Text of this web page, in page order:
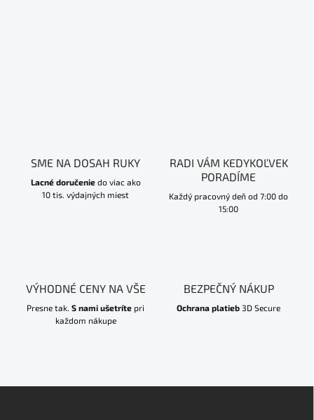
SME NA DOSAH RUKY
Lacné doručeniedo viac ako
10 tis. výdajných miest
RADI VÁM KEDYKOĽVEK
PORADÍME
Každý pracovný deň od 7:00 do
15:00
VÝHODNÉ CENY NA VŠE
Presne tak. S nami ušetríte pri
každom nákupe
BEZPEČNÝ NÁKUP
Ochrana platieb 3D Secure